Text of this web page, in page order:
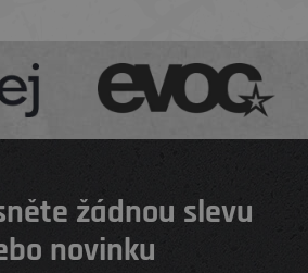
žádnou slevu
novinku